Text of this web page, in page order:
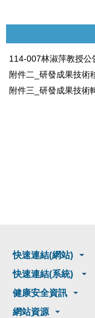
114-007林淑萍教授公
附件二_研發成果技術
附件三_研發成果技術
快速連結(網站)
快速連結(系統)
健康安全資訊
網站資源